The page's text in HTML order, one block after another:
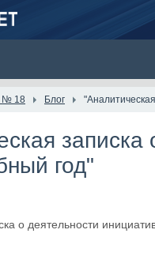
№ 18 Блог
год"
о деятельности